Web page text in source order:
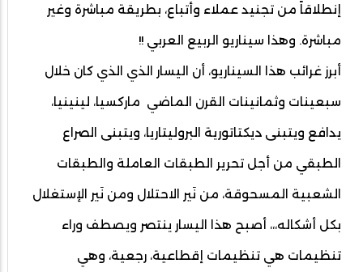
إنطلاقاً من تجنيد عملاء وأتباع، بطريقة مباشرة وغير
مباشرة. وهذا سيناريو الربيع العربي !!
أبرز غرائب هذا السيناريو، أن اليسار الذي الذي كان خلال
سبعينات وثمانينات القرن الماضي ماركسيا، لينينيا،
يدافع ويتبنى ديكتاتورية البروليتاريا، ويتبنى الصراع
الطبقي من أجل تحرير الطبقات العاملة والطبقات
الشعبية المسحوقة، من نَير الاحتلال ومن نَير الإستغلال
بكل أشكاله،،، أصبح هذا اليسار ينتصر ويصطف وراء
تنظيمات هي تنظيمات إقطاعية، رجعية، وهي